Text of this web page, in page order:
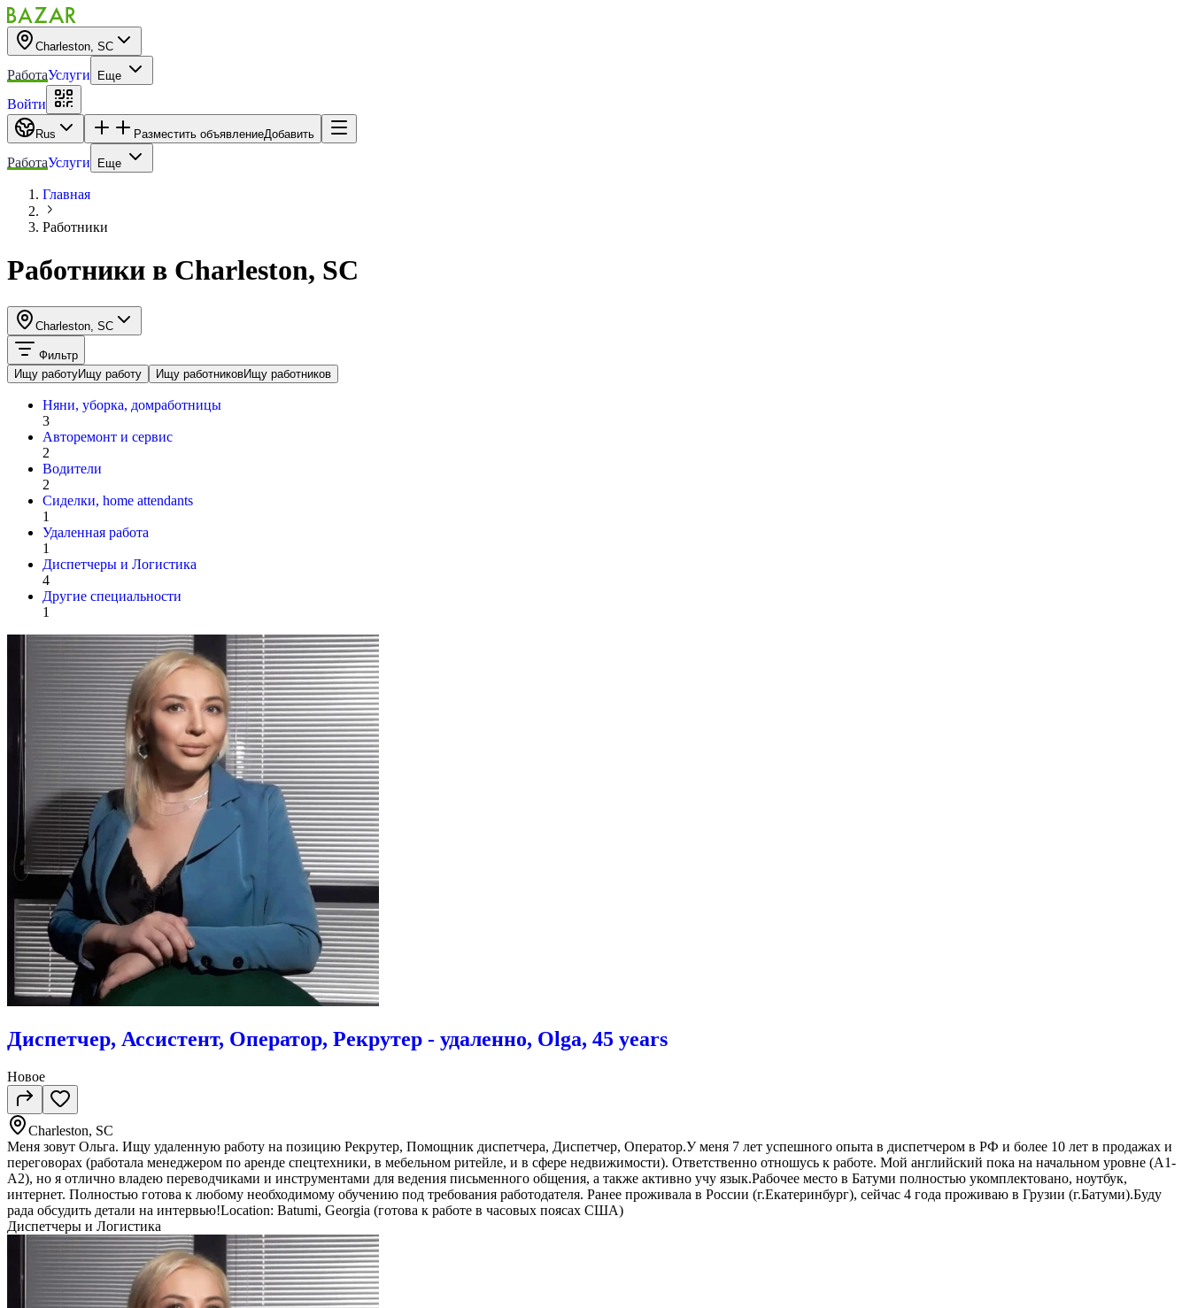
Charleston, SC
РаботаУслуги Еще
Войти
Rus Разместить объявлениеДобавить
РаботаУслуги Еще
Главная
Работники
Работники в Charleston, SC
Charleston, SC
Фильтр
Ищу работуИщу работу Ищу работниковИщу работников
Няни, уборка, домработницы
3
Авторемонт и cервис
2
Водители
2
Сиделки, home attendants
1
Удаленная работа
1
Диспетчеры и Логистика
4
Другие специальности
1
Диспетчер, Ассистент, Оператор, Рекрутер - удаленно, Olga, 45 years
Новое
Charleston, SC
Меня зовут Ольга. Ищу удаленную работу на позицию Рекрутер, Помощник диспетчера, Диспетчер, Оператор.У меня 7 лет успешного опыта в диспетчером в РФ и более 10 лет в продажах и
переговорах (работала менеджером по аренде спецтехники, в мебельном ритейле, и в сфере недвижимости). Ответственно отношусь к работе. Мой английский пока на начальном уровне (А1-
А2), но я отлично владею переводчиками и инструментами для ведения письменного общения, а также активно учу язык.Рабочее место в Батуми полностью укомплектовано, ноутбук,
интернет. Полностью готова к любому необходимому обучению под требования работодателя. Ранее проживала в России (г.Екатеринбург), сейчас 4 года проживаю в Грузии (г.Батуми).Буду
рада обсудить детали на интервью!Location: Batumi, Georgia (готова к работе в часовых поясах США)
Диспетчеры и Логистика